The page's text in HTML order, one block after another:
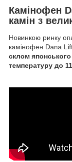
Камінофен
камін з
Новинкою ринку
камінофен Dana
склом
температуру до